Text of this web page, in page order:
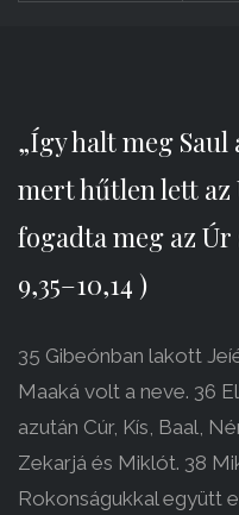
„Így halt meg
mert hűtlen lett az
fogadta meg az Úr
9,35–10,14 )
35 Gibeónban lakott
Maaká volt a neve. 36
azután Cúr, Kís, Baal,
Zekarjá és Miklót. 38
Rokonságukkal együtt